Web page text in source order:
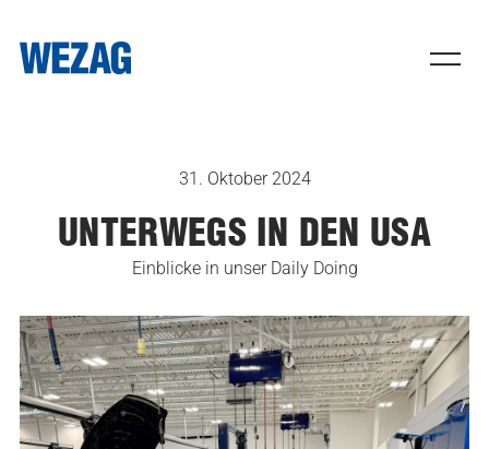
31. Oktober 2024
UNTERWEGS IN DEN USA
Einblicke in unser Daily Doing